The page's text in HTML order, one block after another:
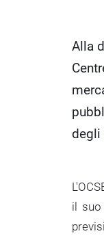
Alla
degli
il suo